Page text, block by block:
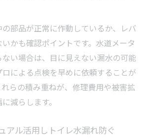
部品が正常に作動しているか、レバ
かも確認ポイントです。水道メータ
い場合は、目に見えない漏水の可能
による点検を早めに依頼することが
らの積み重ねが、修理費用や被害拡
減らします。
アル活用しトイレ水漏れ防ぐ